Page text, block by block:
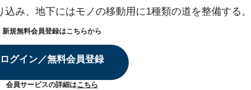
み、地下にはモノの移動用に1種類の道を整備する。
新規無料会員登録はこちらから
ログイン／無料会員登録
会員サービスの詳細はこちら